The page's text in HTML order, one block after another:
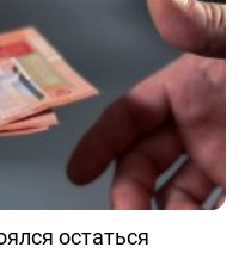
остаться